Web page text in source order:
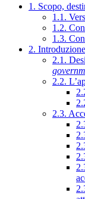
1. Scopo,
1.1.
1.2.
1.3.
2.
2.1.
2.2.
2.3.